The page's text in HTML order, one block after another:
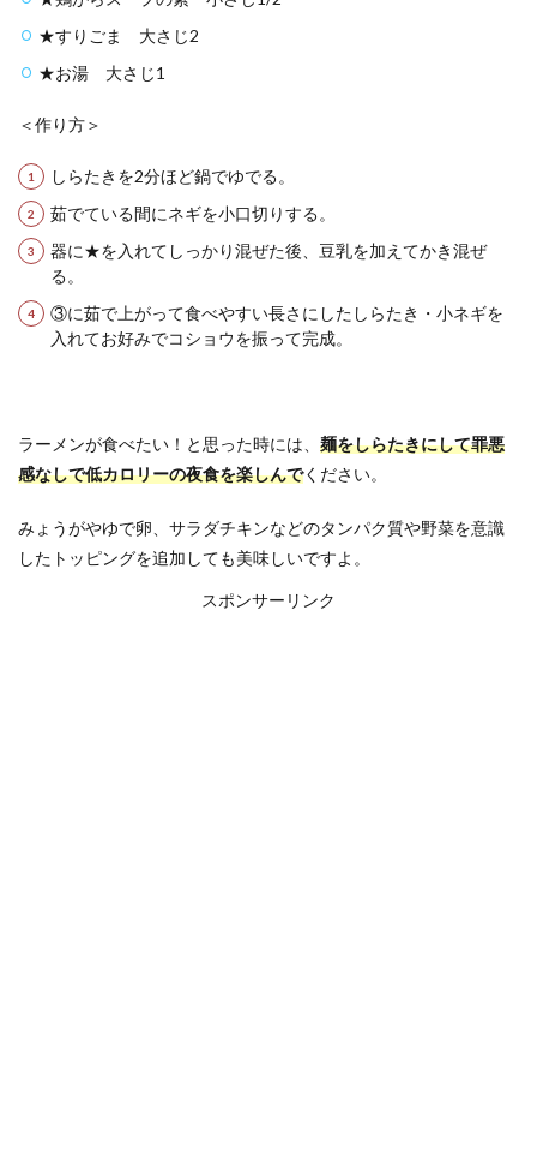
★すりごま 大さじ2
★お湯 大さじ1
＜作り方＞
しらたきを2分ほど鍋でゆでる。
茹でている間にネギを小口切りする。
器に★を入れてしっかり混ぜた後、豆乳を加えてかき混ぜ
る。
③に茹で上がって食べやすい長さにしたしらたき・小ネギを
入れてお好みでコショウを振って完成。
ラーメンが食べたい！と思った時には、 麺をしらたきにして罪悪
感なしで低カロリーの夜食を楽しんでください。
みょうがやゆで卵、サラダチキンなどのタンパク質や野菜を意識
したトッピングを追加しても美味しいですよ。
スポンサーリンク